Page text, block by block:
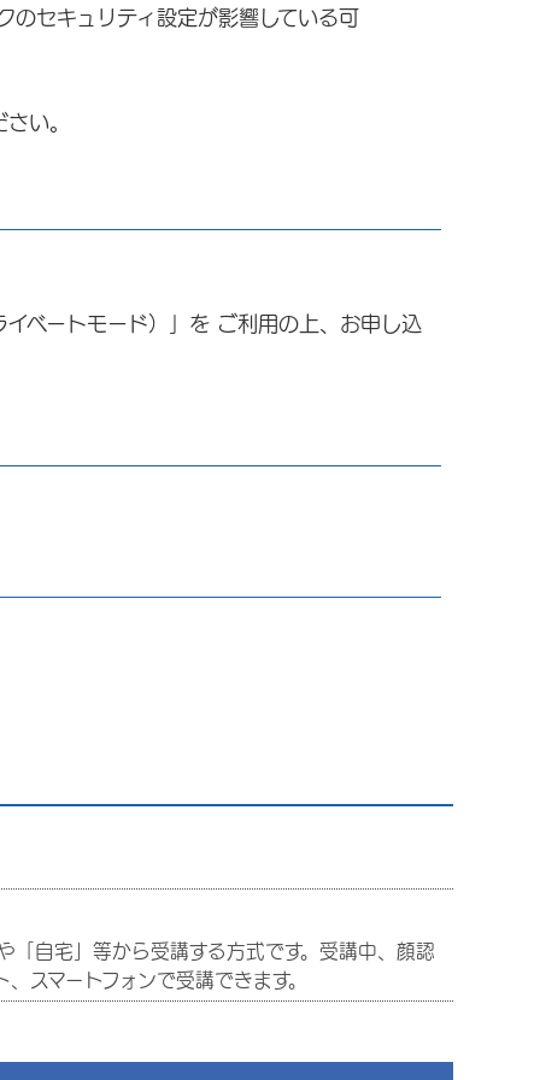
セキュリティ設定が影響している可
い。
ベートモード）」を ご利用の上、お申し込
自宅」等から受講する方式です。受講中、顔認
スマートフォンで受講できます。